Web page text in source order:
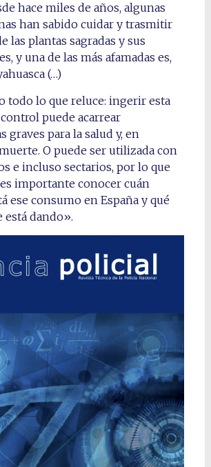
hace miles de años, algunas
han sabido cuidar y trasmitir
las plantas sagradas y sus
y una de las más afamadas es,
(…)
todo lo que reluce: ingerir esta
puede acarrear
graves para la salud y, en
O puede ser utilizada con
e incluso sectarios, por lo que
importante conocer cuán
ese consumo en España y qué
está dando».